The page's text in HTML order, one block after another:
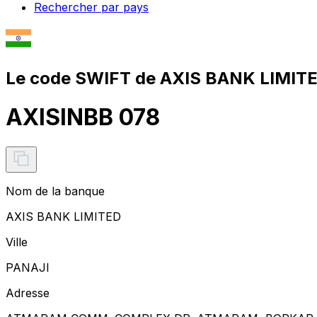
Rechercher par pays
Le code SWIFT de AXIS BANK
AXISINBB 078
Nom de la banque
AXIS BANK LIMITED
Ville
PANAJI
Adresse